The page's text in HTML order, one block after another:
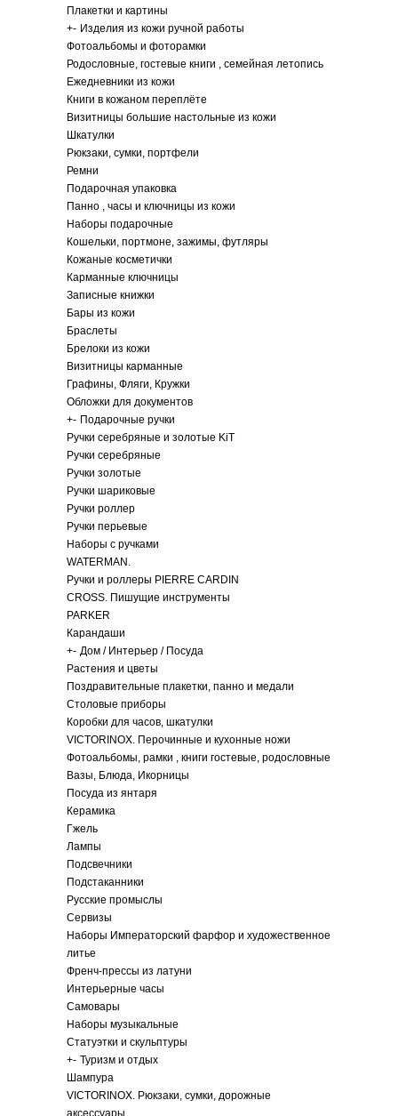
Плакетки и картины
+- Изделия из кожи ручной работы
Фотоальбомы и фоторамки
Родословные, гостевые книги , семейная летопись
Ежедневники из кожи
Книги в кожаном переплёте
Визитницы большие настольные из кожи
Шкатулки
Рюкзаки, сумки, портфели
Ремни
Подарочная упаковка
Панно , часы и ключницы из кожи
Наборы подарочные
Кошельки, портмоне, зажимы, футляры
Кожаные косметички
Карманные ключницы
Записные книжки
Бары из кожи
Браслеты
Брелоки из кожи
Визитницы карманные
Графины, Фляги, Кружки
Обложки для документов
+- Подарочные ручки
Ручки серебряные и золотые KiT
Ручки серебряные
Ручки золотые
Ручки шариковые
Ручки роллер
Ручки перьевые
Наборы с ручками
WATERMAN.
Ручки и роллеры PIERRE CARDIN
CROSS. Пишущие инструменты
PARKER
Карандаши
+- Дом / Интерьер / Посуда
Растения и цветы
Поздравительные плакетки, панно и медали
Столовые приборы
Коробки для часов, шкатулки
VICTORINOX. Перочинные и кухонные ножи
Фотоальбомы, рамки , книги гостевые, родословные
Вазы, Блюда, Икорницы
Посуда из янтаря
Керамика
Гжель
Лампы
Подсвечники
Подстаканники
Русские промыслы
Сервизы
Наборы Императорский фарфор и художественное
литье
Френч-прессы из латуни
Интерьерные часы
Самовары
Наборы музыкальные
Статуэтки и скульптуры
+- Туризм и отдых
Шампура
VICTORINOX. Рюкзаки, сумки, дорожные
аксессуары